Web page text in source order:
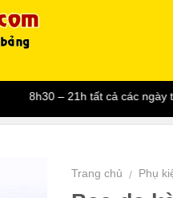
– 21h tất cả các ngày trong
Trang chủ / Phụ